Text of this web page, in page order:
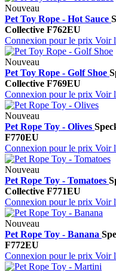
Nouveau
Pet Toy Rope - Hot Sauce
Collective F762EU
Connexion pour le prix Voir
Nouveau
Pet Toy Rope - Golf Shoe
Collective F769EU
Connexion pour le prix Voir
Nouveau
Pet Rope Toy - Olives
F770EU
Connexion pour le prix Voir
Nouveau
Pet Rope Toy - Tomatoes
Collective F771EU
Connexion pour le prix Voir
Nouveau
Pet Rope Toy - Banana
F772EU
Connexion pour le prix Voir